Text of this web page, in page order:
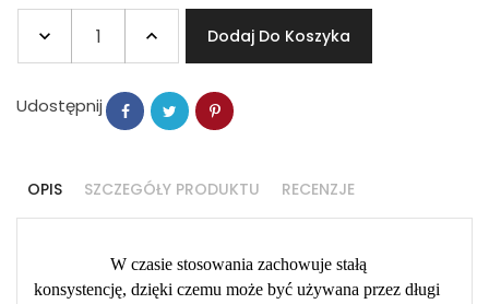
Dodaj Do Koszyka
Udostępnij
OPIS SZCZEGÓŁY PRODUKTU RECENZJE
W czasie stosowania zachowuje stałą
konsystencję, dzięki czemu może być używana przez długi